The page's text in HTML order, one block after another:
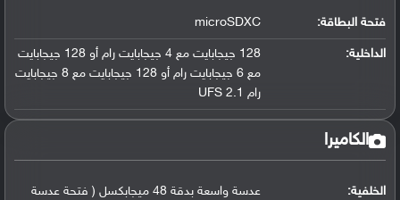
فتحة البطاقة: microSDXC
الداخلية:
128 جيجابايت مع 4 جيجابايت رام أو 128 جيجابايت
مع 6 جيجابايت رام أو 128 جيجابايت مع 8 جيجابايت
رام UFS 2.1
الكاميرا
الخلفية:
عدسة واسعة بدقة 48 ميجابكسل ( فتحة عدسة